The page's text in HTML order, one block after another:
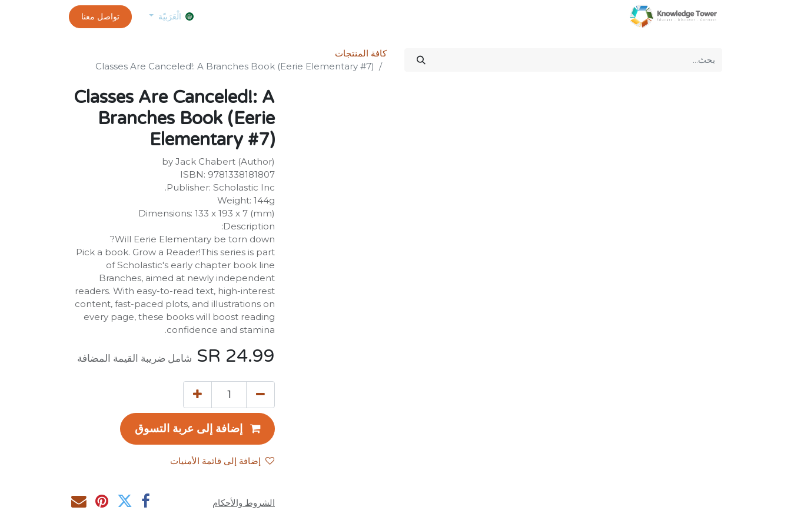
exams and certificates test
customer-info الْعَرَبيّة تواصل معنا
كافة المنتجات
Classes Are Canceled!: A Branches Book (Eerie Elementary #7)
Classes Are Canceled!: A
Branches Book (Eerie
Elementary #7)
by Jack Chabert (Author)
ISBN: 9781338181807
Publisher: Scholastic Inc.
Weight: 144g
Dimensions: 133 x 193 x 7 (mm)
Description:
Will Eerie Elementary be torn down?
Pick a book. Grow a Reader!This series is part
of Scholastic's early chapter book line
Branches, aimed at newly independent
readers. With easy-to-read text, high-interest
content, fast-paced plots, and illustrations on
every page, these books will boost reading
confidence and stamina.
24.99 شامل ضريبة القيمة المضافة
إضافة إلى عربة التسوق
إضافة إلى قائمة الأمنيات
الشروط والأحكام